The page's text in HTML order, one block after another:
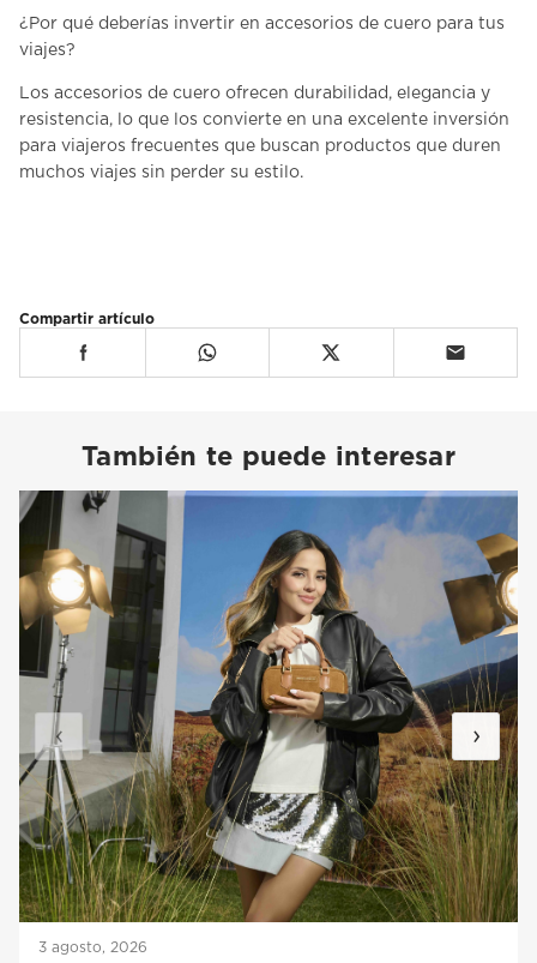
¿Por qué deberías invertir en accesorios de cuero para tus
viajes?
Los accesorios de cuero ofrecen durabilidad, elegancia y
resistencia, lo que los convierte en una excelente inversión
para viajeros frecuentes que buscan productos que duren
muchos viajes sin perder su estilo.
Compartir artículo
También te puede interesar
3 agosto, 2026
‹ ›